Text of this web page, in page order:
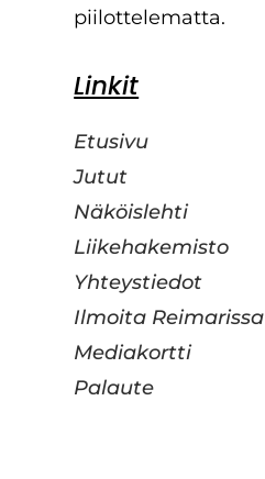
piilottelematta.
Linkit
Etusivu
Jutut
Näköislehti
Liikehakemisto
Yhteystiedot
Ilmoita Reimarissa
Mediakortti
Palaute